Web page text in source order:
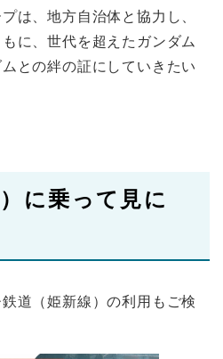
は、地方自治体と協力し、
に、世代を超えたガンダム
との絆の証にしていきたい
に乗って見に
道（姫新線）の利用もご検